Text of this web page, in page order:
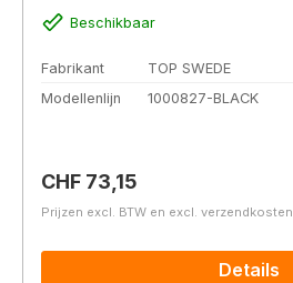
Beschikbaar
Fabrikant
TOP SWEDE
Modellenlijn
1000827-BLACK
Normale prijs:
CHF 73,15
Prijzen excl. BTW en excl. verzendkosten
Details